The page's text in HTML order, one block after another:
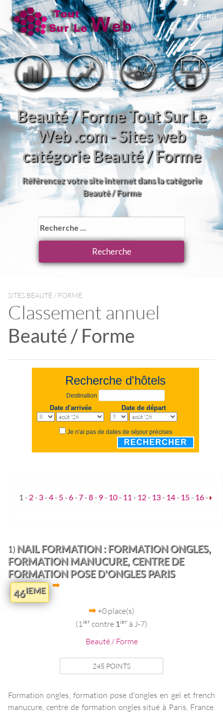
MENU
Beauté / Forme Tout Sur Le
Web .com - Sites web
catégorie Beauté / Forme
Référencez votre site internet dans la catégorie
Beauté / Forme
SITES BEAUTÉ / FORME
Classement annuel
Beauté / Forme
Recherche d'hôtels
Destination
Date d'arrivée Date de départ
Je n'ai pas de dates de séjour précises
RECHERCHER
1 - 2- 3-4- 5-6-7-8- 9- 10- 11 - 12- 13- 14- 15- 16-
1) NAIL FORMATION : FORMATION ONGLES,
FORMATION MANUCURE, CENTRE DE
FORMATION POSE D'ONGLES PARIS
46IEME
+0 place(s)
(1 iercontre 1ier à J-7)
Beauté / Forme
245 POINTS
Formation ongles, formation pose d'ongles en gel et french
manucure, centre de formation ongles situé à Paris, France.